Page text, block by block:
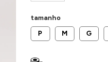
tamanho
P
M G